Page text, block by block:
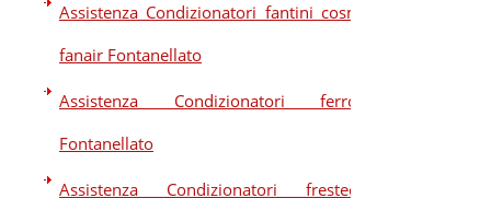
Assistenza Condizionatori fantini cosmi
fanair Fontanellato
Assistenza Condizionatori ferroli
Fontanellato
Assistenza Condizionatori frestech